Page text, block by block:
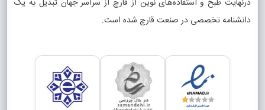
دانشنامه تخصصی در صنعت قارچ شده است.